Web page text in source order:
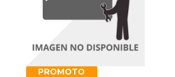
PROMOTO